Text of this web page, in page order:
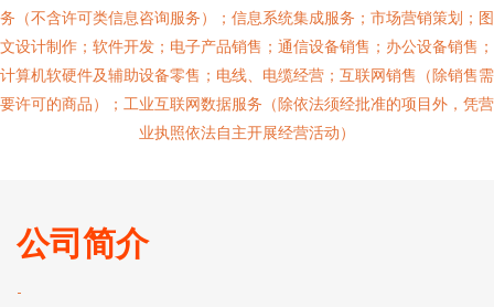
务（不含许可类信息咨询服务）；信息系统集成服务；市场营销策划；图
文设计制作；软件开发；电子产品销售；通信设备销售；办公设备销售；
计算机软硬件及辅助设备零售；电线、电缆经营；互联网销售（除销售需
要许可的商品）；工业互联网数据服务（除依法须经批准的项目外，凭营
业执照依法自主开展经营活动）
公司简介
-